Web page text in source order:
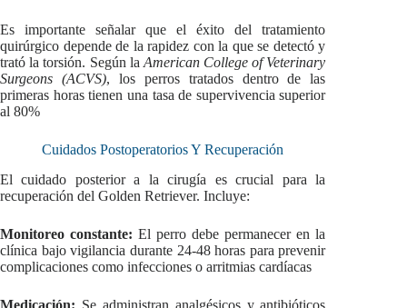
Es importante señalar que el éxito del tratamiento
quirúrgico depende de la rapidez con la que se detectó y
trató la torsión. Según la American College of Veterinary
Surgeons (ACVS), los perros tratados dentro de las
primeras horas tienen una tasa de supervivencia superior
al 80%
Cuidados Postoperatorios Y Recuperación
El cuidado posterior a la cirugía es crucial para la
recuperación del Golden Retriever. Incluye:
Monitoreo constante: El perro debe permanecer en la
clínica bajo vigilancia durante 24-48 horas para prevenir
complicaciones como infecciones o arritmias cardíacas
Medicación: Se administran analgésicos y antibióticos